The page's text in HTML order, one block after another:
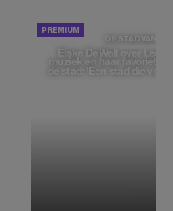
DE STAD VAN
Elske DeWall over
muziek en haar favoriete
de stad: 'Een stad die